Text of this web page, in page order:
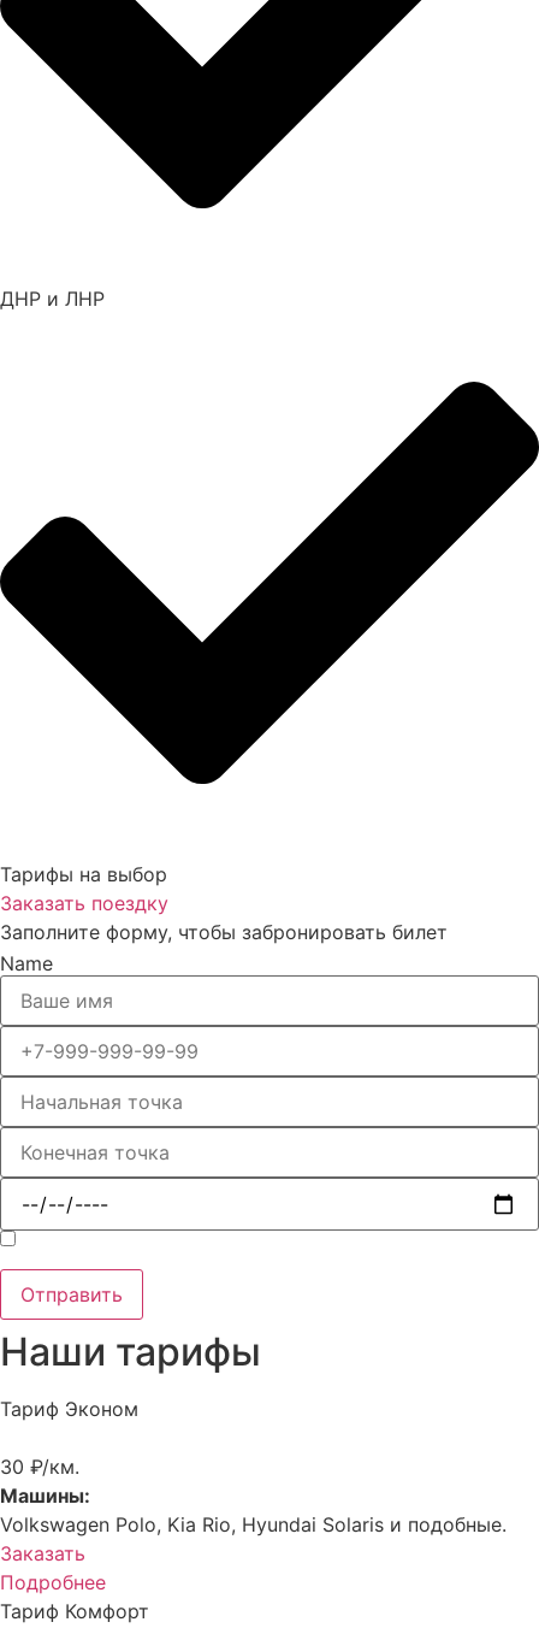
ДНР и ЛНР
Тарифы на выбор
Заказать поездку
Заполните форму, чтобы забронировать билет
Name
Отправить
Наши тарифы
Тариф Эконом
30 ₽/км.
Машины:
Volkswagen Polo, Kia Rio, Hyundai Solaris и подобные.
Заказать
Подробнее
Тариф Комфорт